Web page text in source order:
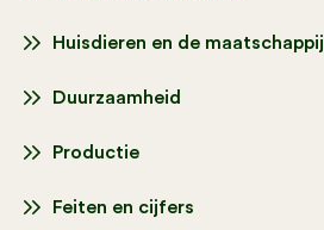
Huisdieren en de maatschappij
Duurzaamheid
Productie
Feiten en cijfers